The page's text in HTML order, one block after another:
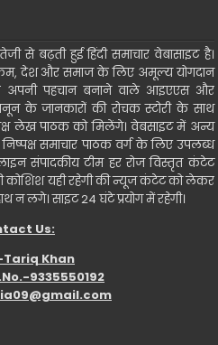
से बढ़ती हुई हिंदी समाचार वेबासाइट है।
देश और समाज के लिए अमूल्य योगदान
पहचान बनाने वाले आइएएस और
के जानकारों की रोचक स्टोरी के साथ
लेख पाठक को मिलेंगे। वेबसाइट में अन्य
निष्पक्ष समाचार पाठक वर्ग के लिए उपलब्ध
संपादकीय टीम हर रोज विस्तृत कंटेट
कोशिश यही रहेगी की न्यूज कंटेट को लेकर
न लगे। साइट 24 घंटे प्रयोग में रहेगी।
Us:
Khan
9335550192